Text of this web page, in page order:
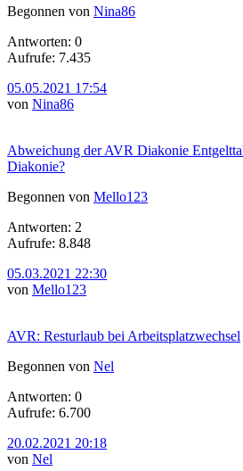
Begonnen von Nina86
Antworten: 0
Aufrufe: 7.435
05.05.2021 17:54
von Nina86
Abweichung der AVR Diakonie
Diakonie?
Begonnen von Mello123
Antworten: 2
Aufrufe: 8.848
05.03.2021 22:30
von Mello123
AVR: Resturlaub bei Arbeitsplatzwechsel
Begonnen von Nel
Antworten: 0
Aufrufe: 6.700
20.02.2021 20:18
von Nel